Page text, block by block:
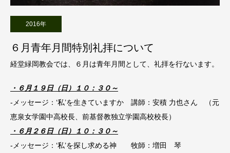
2016年
６月青年月間特別礼拝について
経堂緑岡教会では、６月は青年月間として、礼拝を行ないます。
・６月１９日（日）１０：３０～
-メッセージ：‘私’を生きていますか 講師：安積 力也さん （元
恵泉女学園中高校長、前基督教独立学園高校校長）
・６月２６日（日）１０：３０～
-メッセージ：‘私’を探し求める神 牧師：増田 琴